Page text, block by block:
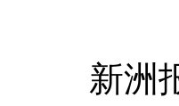
新洲报